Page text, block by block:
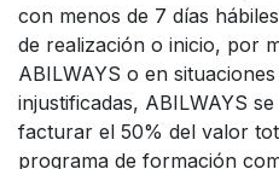
con menos de 7 días
de realización o inicio, por
ABILWAYS o en
injustificadas, ABILWAYS
facturar el 50% del valor
programa de formación